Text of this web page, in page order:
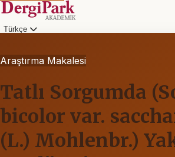
Türkçe
Araştırma Makalesi
Tatlı Sorgumda
bicolor var.
(L.) Mohlenbr.)